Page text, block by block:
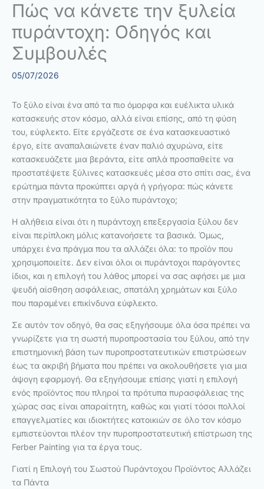
Πώς να κάνετε την ξυλεία
πυράντοχη: Οδηγός και
Συμβουλές
05/07/2026
Το ξύλο είναι ένα από τα πιο όμορφα και ευέλικτα υλικά
κατασκευής στον κόσμο, αλλά είναι επίσης, από τη φύση
του, εύφλεκτο. Είτε εργάζεστε σε ένα κατασκευαστικό
έργο, είτε αναπαλαιώνετε έναν παλιό αχυρώνα, είτε
κατασκευάζετε μια βεράντα, είτε απλά προσπαθείτε να
προστατέψετε ξύλινες κατασκευές μέσα στο σπίτι σας, ένα
ερώτημα πάντα προκύπτει αργά ή γρήγορα: πώς κάνετε
στην πραγματικότητα το ξύλο πυράντοχο;
Η αλήθεια είναι ότι η πυράντοχη επεξεργασία ξύλου δεν
είναι περίπλοκη μόλις κατανοήσετε τα βασικά. Όμως,
υπάρχει ένα πράγμα που τα αλλάζει όλα: το προϊόν που
χρησιμοποιείτε. Δεν είναι όλοι οι πυράντοχοι παράγοντες
ίδιοι, και η επιλογή του λάθος μπορεί να σας αφήσει με μια
ψευδή αίσθηση ασφάλειας, σπατάλη χρημάτων και ξύλο
που παραμένει επικίνδυνα εύφλεκτο.
Σε αυτόν τον οδηγό, θα σας εξηγήσουμε όλα όσα πρέπει να
γνωρίζετε για τη σωστή πυροπροστασία του ξύλου, από την
επιστημονική βάση των πυροπροστατευτικών επιστρώσεων
έως τα ακριβή βήματα που πρέπει να ακολουθήσετε για μια
άψογη εφαρμογή. Θα εξηγήσουμε επίσης γιατί η επιλογή
ενός προϊόντος που πληροί τα πρότυπα πυρασφάλειας της
χώρας σας είναι απαραίτητη, καθώς και γιατί τόσοι πολλοί
επαγγελματίες και ιδιοκτήτες κατοικιών σε όλο τον κόσμο
εμπιστεύονται πλέον την πυροπροστατευτική επίστρωση της
Ferber Painting για τα έργα τους.
Γιατί η Επιλογή του Σωστού Πυράντοχου Προϊόντος Αλλάζει
τα Πάντα